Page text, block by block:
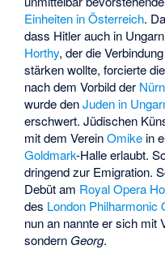
Einheiten in Österreich.
dass Hitler auch in
Horthy, der die
stärken wollte, forcierte
nach dem Vorbild der
wurde denJuden in
erschwert. Jüdischen
mit dem VereinOmike in
Goldmark-Halle erlaubt.
dringend zur Emigration.
Debüt am Royal Opera
des London Philharmonic
nun an nannte er sich mit
sondern Georg.